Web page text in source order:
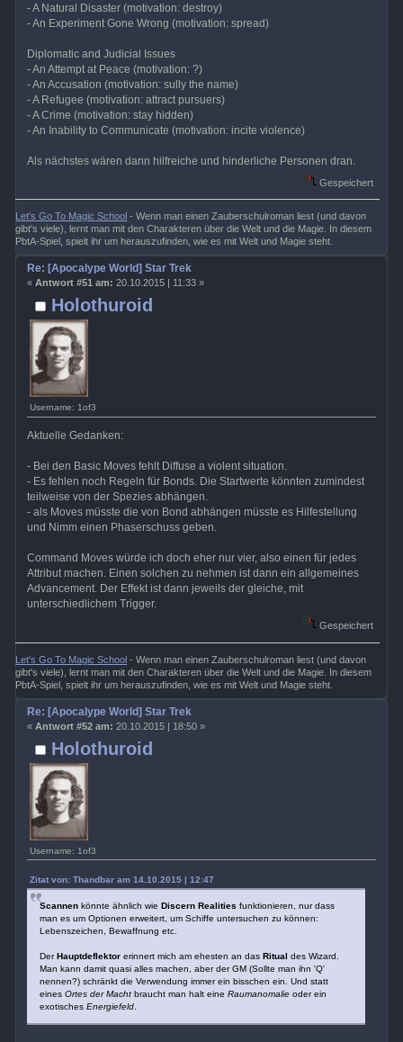
- A Natural Disaster (motivation: destroy)
- An Experiment Gone Wrong (motivation: spread)
Diplomatic and Judicial Issues
- An Attempt at Peace (motivation: ?)
- An Accusation (motivation: sully the name)
- A Refugee (motivation: attract pursuers)
- A Crime (motivation: stay hidden)
- An Inability to Communicate (motivation: incite violence)
Als nächstes wären dann hilfreiche und hinderliche Personen dran.
Gespeichert
Let's Go To Magic School - Wenn man einen Zauberschulroman liest (und davon
gibt's viele), lernt man mit den Charakteren über die Welt und die Magie. In diesem
PbtA-Spiel, spielt ihr um herauszufinden, wie es mit Welt und Magie steht.
Holothuroid
Username: 1of3
Re: [Apocalype World] Star Trek
« Antwort #51 am: 20.10.2015 | 11:33 »
Aktuelle Gedanken:
- Bei den Basic Moves fehlt Diffuse a violent situation.
- Es fehlen noch Regeln für Bonds. Die Startwerte könnten zumindest
teilweise von der Spezies abhängen.
- als Moves müsste die von Bond abhängen müsste es Hilfestellung
und Nimm einen Phaserschuss geben.
Command Moves würde ich doch eher nur vier, also einen für jedes
Attribut machen. Einen solchen zu nehmen ist dann ein allgemeines
Advancement. Der Effekt ist dann jeweils der gleiche, mit
unterschiedlichem Trigger.
Gespeichert
Let's Go To Magic School - Wenn man einen Zauberschulroman liest (und davon
gibt's viele), lernt man mit den Charakteren über die Welt und die Magie. In diesem
PbtA-Spiel, spielt ihr um herauszufinden, wie es mit Welt und Magie steht.
Holothuroid
Username: 1of3
Re: [Apocalype World] Star Trek
« Antwort #52 am: 20.10.2015 | 18:50 »
Zitat von: Thandbar am 14.10.2015 | 12:47
Scannenkönnte ähnlich wie Discern Realities funktionieren, nur dass
man es um Optionen erweitert, um Schiffe untersuchen zu können:
Lebenszeichen, Bewaffnung etc.
DerHauptdeflektorerinnert mich am ehesten an das Ritual des Wizard.
Man kann damit quasi alles machen, aber der GM (Sollte man ihn 'Q'
nennen?) schränkt die Verwendung immer ein bisschen ein. Und statt
eines Ortes der Macht braucht man halt eine Raumanomalie oder ein
exotisches Energiefeld.